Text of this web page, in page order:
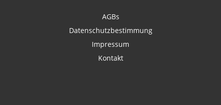
AGBs
Datenschutzbestimmung
Impressum
Kontakt